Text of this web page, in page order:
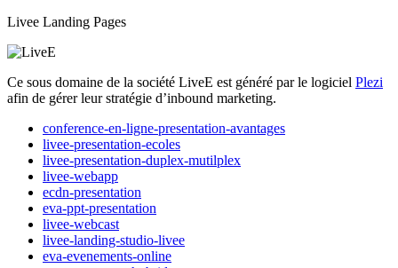
Livee Landing Pages
Ce sous domaine de la société LiveE est généré par le logiciel Plezi
afin de gérer leur stratégie d’inbound marketing.
conference-en-ligne-presentation-avantages
livee-presentation-ecoles
livee-presentation-duplex-mutilplex
livee-webapp
ecdn-presentation
eva-ppt-presentation
livee-webcast
livee-landing-studio-livee
eva-evenements-online